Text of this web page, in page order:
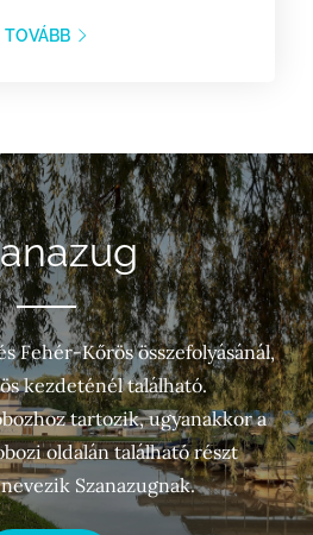
TOVÁBB
Fehér-Kőrös összefolyásánál,
kezdeténél található.
tartozik, ugyanakkor a
oldalán található részt
Szanazugnak.